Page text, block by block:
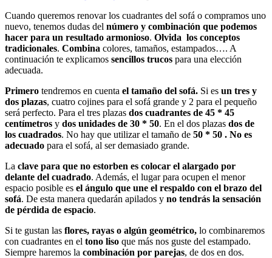
Cuando queremos renovar los cuadrantes del sofá o compramos uno
nuevo, tenemos dudas del número y combinación que podemos
hacer para un resultado armonioso. Olvida los conceptos
tradicionales. Combina colores, tamaños, estampados…. A
continuación te explicamos sencillos trucos para una elección
adecuada.
Primero tendremos en cuenta el tamaño del sofá. Si es un tres y
dos plazas, cuatro cojines para el sofá grande y 2 para el pequeño
será perfecto. Para el tres plazas dos cuadrantes de 45 * 45
centímetros y dos unidades de 30 * 50. En el dos plazas dos de
los cuadrados. No hay que utilizar el tamaño de 50 * 50 . No es
adecuado para el sofá, al ser demasiado grande.
La clave para que no estorben es colocar el alargado por
delante del cuadrado. Además, el lugar para ocupen el menor
espacio posible es el ángulo que une el respaldo con el brazo del
sofá. De esta manera quedarán apilados y no tendrás la sensación
de pérdida de espacio.
Si te gustan las flores, rayas o algún geométrico, lo combinaremos
con cuadrantes en el tono liso que más nos guste del estampado.
Siempre haremos la combinación por parejas, de dos en dos.